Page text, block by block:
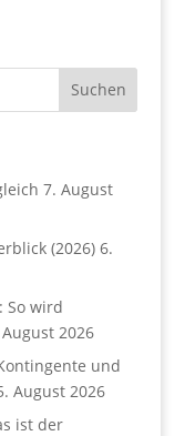
7. August
(2026) 6.
So wird
2026
und
August 2026
ist der